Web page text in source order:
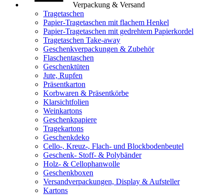
Verpackung & Versand
Tragetaschen
Papier-Tragetaschen mit flachem Henkel
Papier-Tragetaschen mit gedrehtem Papierkordel
Tragetaschen Take-away
Geschenkverpackungen & Zubehör
Flaschentaschen
Geschenktüten
Jute, Rupfen
Präsentkarton
Korbwaren & Präsentkörbe
Klarsichtfolien
Weinkartons
Geschenkpapiere
Tragekartons
Geschenkdeko
Cello-, Kreuz-, Flach- und Blockbodenbeutel
Geschenk- Stoff- & Polybänder
Holz- & Cellophanwolle
Geschenkboxen
Versandverpackungen, Display & Aufsteller
Kartons